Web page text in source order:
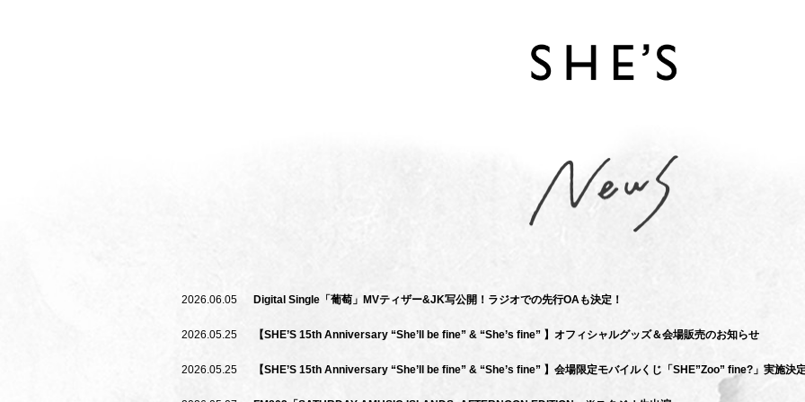
2026.06.05 Digital Single「葡萄」MVティザー&JK写公開！ラジオでの先行OAも決定！
2026.05.25 【SHE’S 15th Anniversary “She’ll be fine” & “She’s fine” 】オフィシャルグッズ＆会場販売のお知らせ
2026.05.25 【SHE’S 15th Anniversary “She’ll be fine” & “She’s fine” 】会場限定モバイルくじ「SHE”Zoo” fine?」実施決